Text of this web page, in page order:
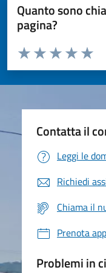
Quanto sono
pagina?
Valuta da 1 a 5 stelle la
Valuta 4
Valuta 3
Valuta 2 stelle su
Valuta 1 stelle su 5
Contatta il
Leggi le
Richiedi
Chiama il
Prenota
Problemi in